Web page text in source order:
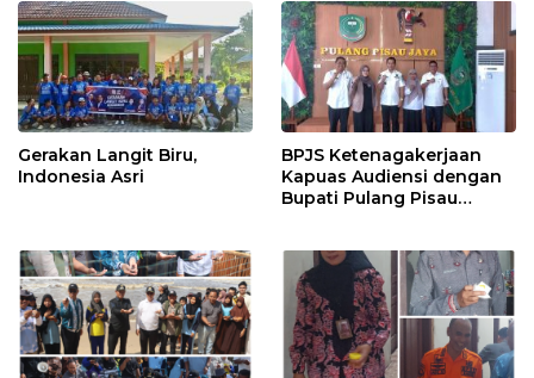
Gerakan Langit Biru,
Indonesia Asri
BPJS Ketenagakerjaan
Kapuas Audiensi dengan
Bupati Pulang Pisau
Pekerja Rentan